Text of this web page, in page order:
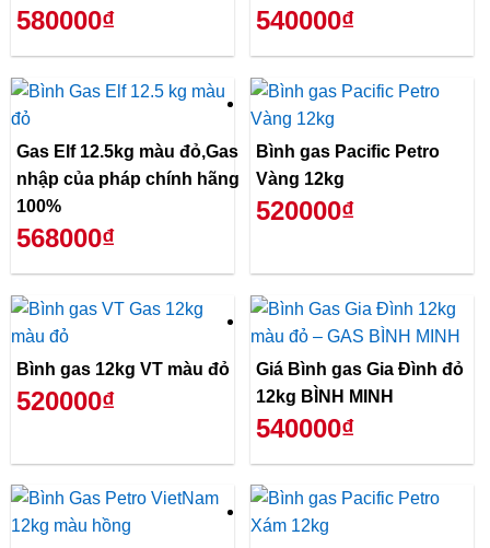
580000₫ 540000₫
Gas Elf 12.5kg màu đỏ,Gas
nhập của pháp chính hãng
100%
568000₫
Bình gas Pacific Petro
Vàng 12kg
520000₫
Bình gas 12kg VT màu đỏ
520000₫
Giá Bình gas Gia Đình đỏ
12kg BÌNH MINH
540000₫